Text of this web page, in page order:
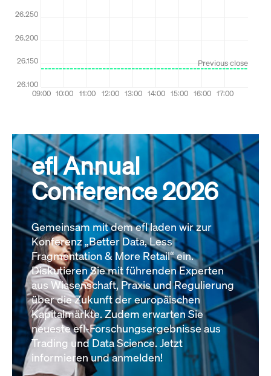
efl Annual
Conference 2026
Gemeinsam mit dem efl laden wir zur
Konferenz „Better Data, Less
Fragmentation & More Retail“ ein.
Diskutieren Sie mit führenden Experten
aus Wissenschaft, Praxis und Regulierung
über die Zukunft der europäischen
Kapitalmärkte. Zudem erwarten Sie
neueste efl-Forschungsergebnisse aus
Trading und Data Science. Jetzt
informieren und anmelden!